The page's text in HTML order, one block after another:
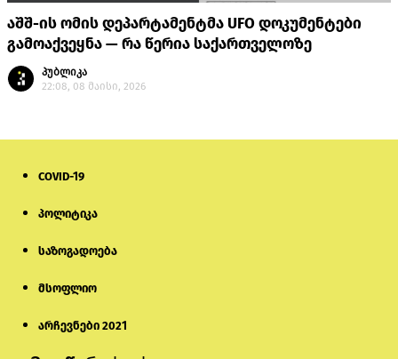
აშშ-ის ომის დეპარტამენტმა UFO დოკუმენტები
გამოაქვეყნა — რა წერია საქართველოზე
პუბლიკა
22:08, 08 მაისი, 2026
COVID-19
პოლიტიკა
საზოგადოება
მსოფლიო
არჩევნები 2021